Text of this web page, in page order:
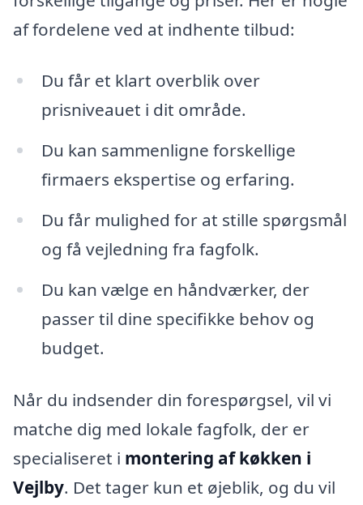
af fordelene ved at indhente tilbud:
Du får et klart overblik over
prisniveauet i dit område.
Du kan sammenligne forskellige
firmaers ekspertise og erfaring.
Du får mulighed for at stille spørgsmål
og få vejledning fra fagfolk.
Du kan vælge en håndværker, der
passer til dine specifikke behov og
budget.
Når du indsender din forespørgsel, vil vi
matche dig med lokale fagfolk, der er
specialiseret i montering af køkken i
Vejlby. Det tager kun et øjeblik, og du vil